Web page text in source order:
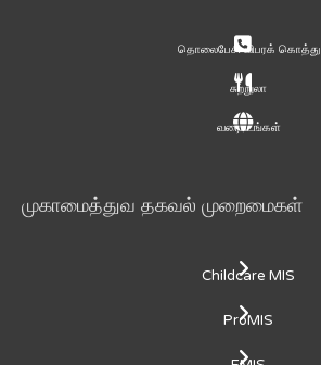
தொலைபேசி விபரக் கொத்து
சுற்றுலா
வரைபடங்கள்
முகாமைத்துவ தகவல் முறைமைகள்
Childcare MIS
ProMIS